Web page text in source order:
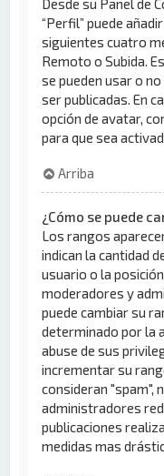
Desde su Panel de
“Perfil” puede
siguientes cuatro
Remoto o Subida.
se pueden usar o
ser publicadas. En
opción de avatar,
para que sea
Arriba
¿Cómo se puede
Los rangos
indican la cantidad
usuario o la
moderadores y
puede cambiar su
determinado por la
abuse de sus
incrementar su
consideran "spam",
administradores
publicaciones
medidas mas